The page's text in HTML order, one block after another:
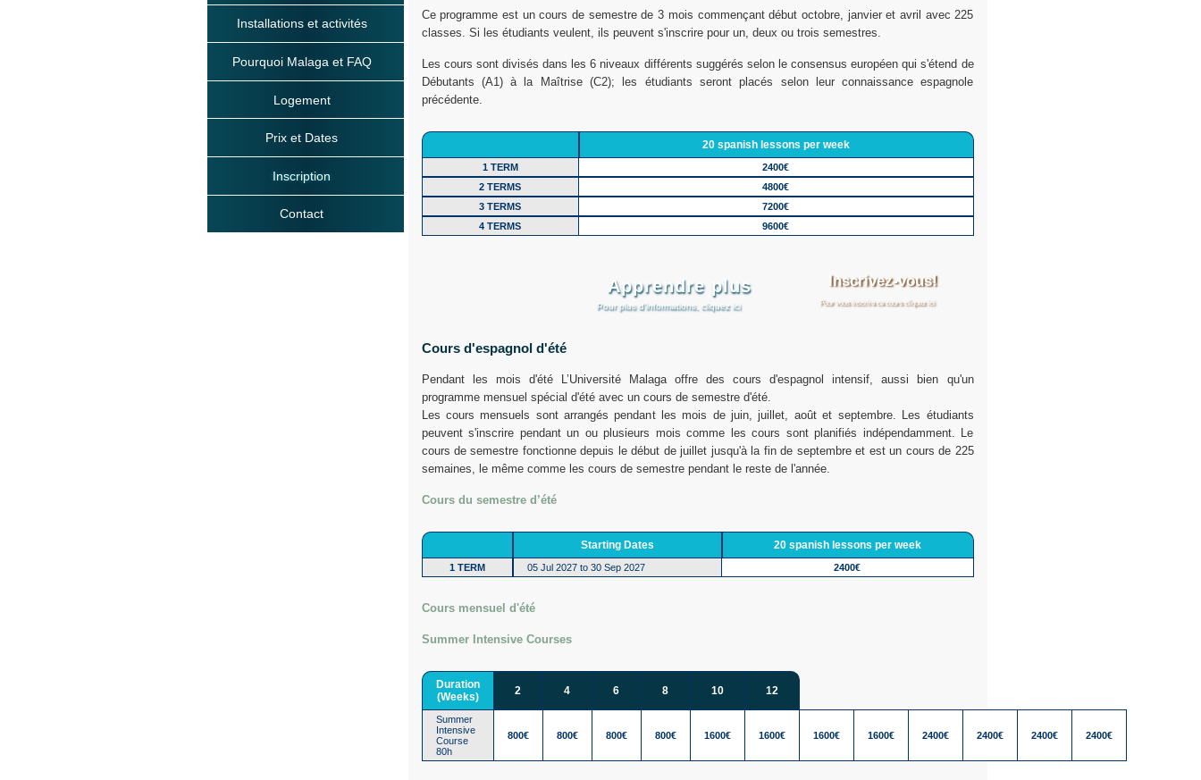
Installations et activités
Pourquoi Malaga et FAQ
Logement
Prix et Dates
Inscription
Contact
Ce programme est un cours de semestre de 3 mois commençant début octobre, janvier et avril avec 225
classes. Si les étudiants veulent, ils peuvent s'inscrire pour un, deux ou trois semestres.
Les cours sont divisés dans les 6 niveaux différents suggérés selon le consensus européen qui s'étend de
Débutants (A1) à la Maîtrise (C2); les étudiants seront placés selon leur connaissance espagnole
précédente.
20 spanish lessons per week
1 TERM
2400€
2 TERMS
4800€
3 TERMS
7200€
4 TERMS
9600€
Apprendre plus
Pour plus d’informations, cliquez ici
Inscrivez-vous!
Pour vous inscrire ce cours cliquez ici
Cours d'espagnol d'été
Pendant les mois d'été L’Université Malaga offre des cours d'espagnol intensif, aussi bien qu'un
programme mensuel spécial d'été avec un cours de semestre d'été.
Les cours mensuels sont arrangés pendant les mois de juin, juillet, août et septembre. Les étudiants
peuvent s'inscrire pendant un ou plusieurs mois comme les cours sont planifiés indépendamment. Le
cours de semestre fonctionne depuis le début de juillet jusqu'à la fin de septembre et est un cours de 225
semaines, le même comme les cours de semestre pendant le reste de l'année.
Cours du semestre d’été
Starting Dates 20 spanish lessons per week
1 TERM 05 Jul 2027 to 30 Sep 2027 2400€
Cours mensuel d'été
Summer Intensive Courses
Duration
(Weeks)
2 4 6 8 10 12
Summer
Intensive
Course
80h
800€ 800€ 800€ 800€ 1600€ 1600€ 1600€ 1600€ 2400€ 2400€ 2400€ 2400€